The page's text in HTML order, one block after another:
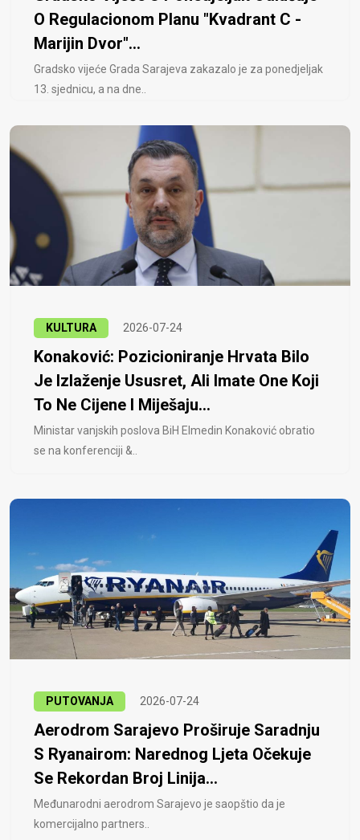
O Regulacionom Planu "Kvadrant C -
Marijin Dvor"...
Gradsko vijeće Grada Sarajeva zakazalo je za ponedjeljak
13. sjednicu, a na dne..
KULTURA 2026-07-24
Konaković: Pozicioniranje Hrvata Bilo
Je Izlaženje Ususret, Ali Imate One Koji
To Ne Cijene I Miješaju...
Ministar vanjskih poslova BiH Elmedin Konaković obratio
se na konferenciji &..
PUTOVANJA 2026-07-24
Aerodrom Sarajevo Proširuje Saradnju
S Ryanairom: Narednog Ljeta Očekuje
Se Rekordan Broj Linija...
Međunarodni aerodrom Sarajevo je saopštio da je
komercijalno partners..